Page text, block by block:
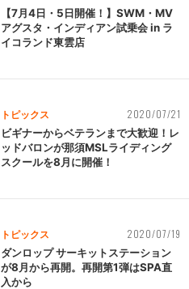
【7月4日・5日開催！】SWM・MV
アグスタ・インディアン試乗会 in ラ
イコランド東雲店
トピックス 2020/07/21
ビギナーからベテランまで大歓迎！レ
ッドバロンが那須MSLライディング
スクールを8月に開催！
トピックス 2020/07/19
ダンロップ サーキットステーション
が8月から再開。再開第1弾はSPA直
入から